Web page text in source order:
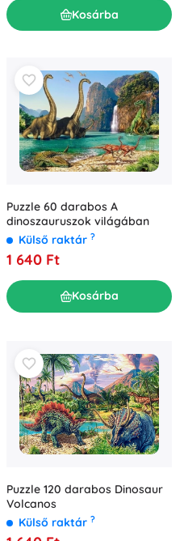
Kosárba
Puzzle 60 darabos A
dinoszauruszok világában
Külső raktár ?
1 640 Ft
Kosárba
Puzzle 120 darabos Dinosaur
Volcanos
Külső raktár ?